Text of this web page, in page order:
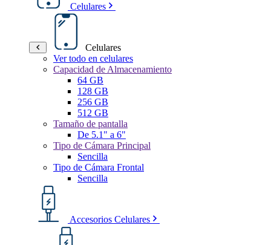
Celulares
Celulares
Ver todo en celulares
Capacidad de Almacenamiento
64 GB
128 GB
256 GB
512 GB
Tamaño de pantalla
De 5.1" a 6"
Tipo de Cámara Principal
Sencilla
Tipo de Cámara Frontal
Sencilla
Accesorios Celulares